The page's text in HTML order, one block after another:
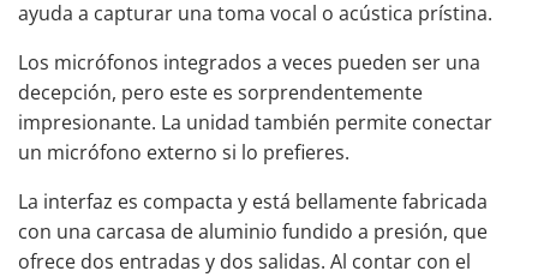
ayuda a capturar una toma vocal o acústica prístina.
Los micrófonos integrados a veces pueden ser una
decepción, pero este es sorprendentemente
impresionante. La unidad también permite conectar
un micrófono externo si lo prefieres.
La interfaz es compacta y está bellamente fabricada
con una carcasa de aluminio fundido a presión, que
ofrece dos entradas y dos salidas. Al contar con el